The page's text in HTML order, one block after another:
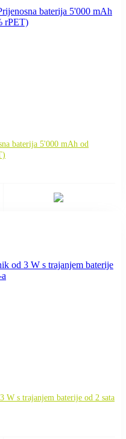
baterija 5'000 mAh od
W s trajanjem baterije od 2 sata